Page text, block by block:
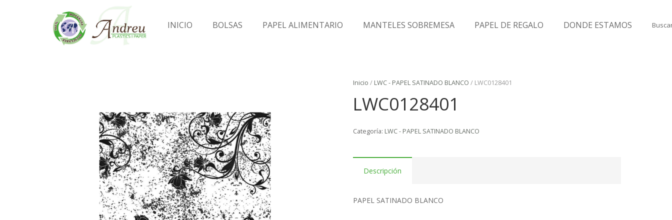
INICIO BOLSAS PAPEL ALIMENTARIO MANTELES SOBREMESA PAPEL DE REGALO DONDE ESTAMOS
Inicio / LWC - PAPEL SATINADO BLANCO / LWC0128401
LWC0128401
Categoría: LWC - PAPEL SATINADO BLANCO
Descripción
PAPEL SATINADO BLANCO